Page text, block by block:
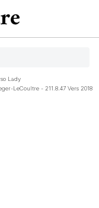
Lady
LeCoultre - 211.8.47 Vers 2018